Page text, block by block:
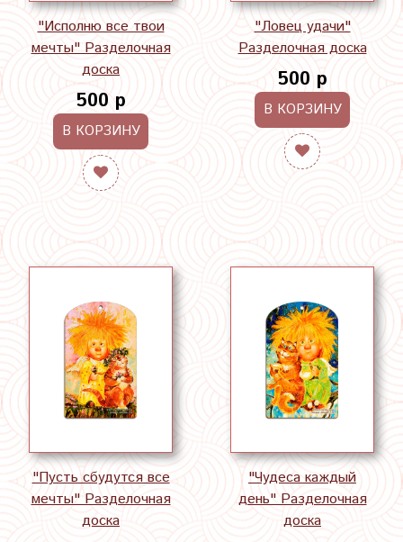
"Исполню все твои
мечты" Разделочная
доска
500 р
В КОРЗИНУ
"Ловец удачи"
Разделочная доска
500 р
В КОРЗИНУ
"Пусть сбудутся все
мечты" Разделочная
доска
"Чудеса каждый
день" Разделочная
доска